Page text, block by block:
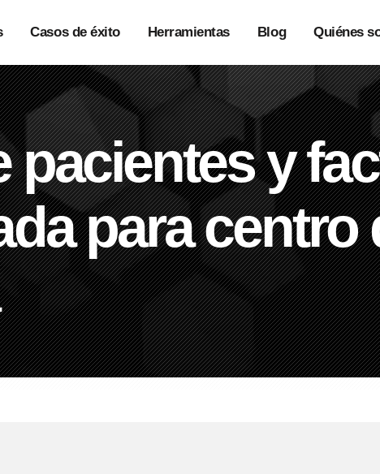
Casos de éxito Herramientas Blog Quiénes
pacientes y
para centro